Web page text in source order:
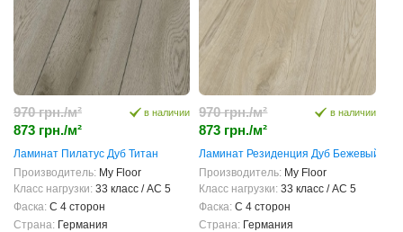
970 грн./м²
873 грн./м²
в наличии
Ламинат Пилатус Дуб Титан
Производитель: My Floor
Класс нагрузки: 33 класс / AC 5
Фаска: С 4 сторон
Страна: Германия
970 грн./м²
873 грн./м²
в наличии
Ламинат Резиденция Дуб Бежевый
Производитель: My Floor
Класс нагрузки: 33 класс / AC 5
Фаска: С 4 сторон
Страна: Германия